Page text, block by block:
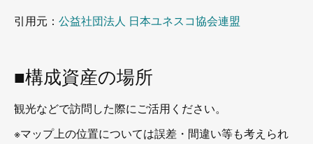
引用元： 公益社団法人 日本ユネスコ協会連盟
■構成資産の場所
観光などで訪問した際にご活用ください。
※マップ上の位置については誤差・間違い等も考えられ